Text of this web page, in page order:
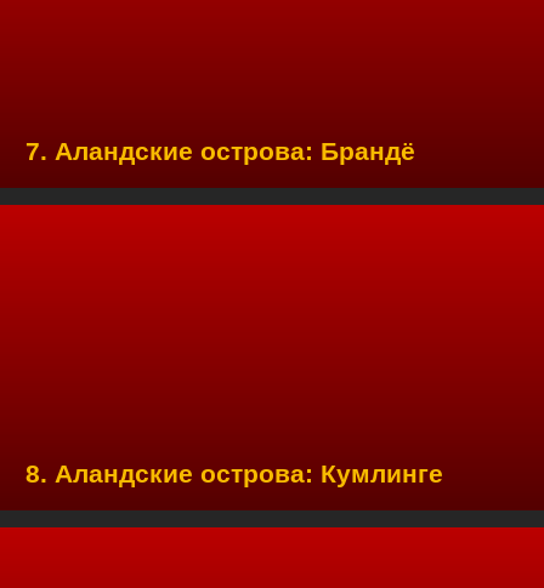
7. Аландские острова: Брандё
8. Аландские острова: Кумлинге